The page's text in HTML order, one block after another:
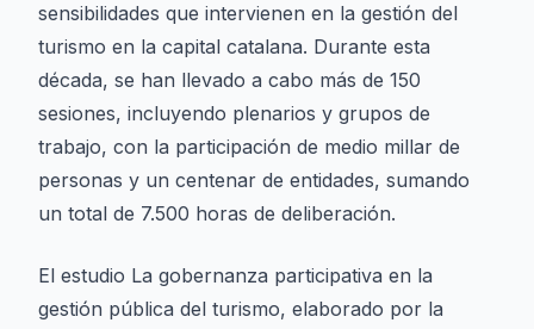
sensibilidades que intervienen en la gestión del
turismo en la capital catalana. Durante esta
década, se han llevado a cabo más de 150
sesiones, incluyendo plenarios y grupos de
trabajo, con la participación de medio millar de
personas y un centenar de entidades, sumando
un total de 7.500 horas de deliberación.
El estudio La gobernanza participativa en la
gestión pública del turismo, elaborado por la